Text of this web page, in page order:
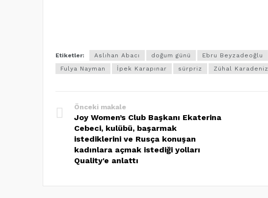
Etiketler: Aslıhan Abacı doğum günü Ebru Beyzadeoğlu
Fulya Nayman
İpek Karapınar sürpriz Zühal Karadeniz
Önceki makale
Joy Women’s Club Başkanı Ekaterina
Cebeci, kulübü, başarmak
istediklerini ve Rusça konuşan
kadınlara açmak istediği yolları
Quality'e anlattı